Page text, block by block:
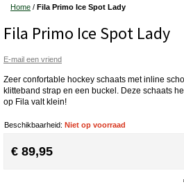
Home / Fila Primo Ice Spot Lady
Fila Primo Ice Spot Lady
E-mail een vriend
Zeer confortable hockey schaats met inline
klitteband strap en een buckel. Deze schaats
op Fila valt klein!
Beschikbaarheid: Niet op voorraad
€ 89,95